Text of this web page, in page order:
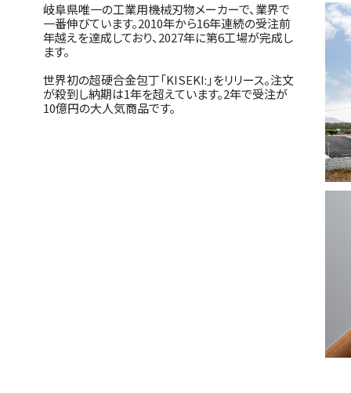
岐阜県唯一の工業用機械刃物メーカーで、業界で
一番伸びています。2010年から16年連続の受注前
年越えを達成しており、2027年に第6工場が完成し
ます。
世界初の超硬合金包丁「KISEKI:」をリリース。注文
が殺到し納期は1年を超えています。2年で受注が
10億円の大人気商品です。